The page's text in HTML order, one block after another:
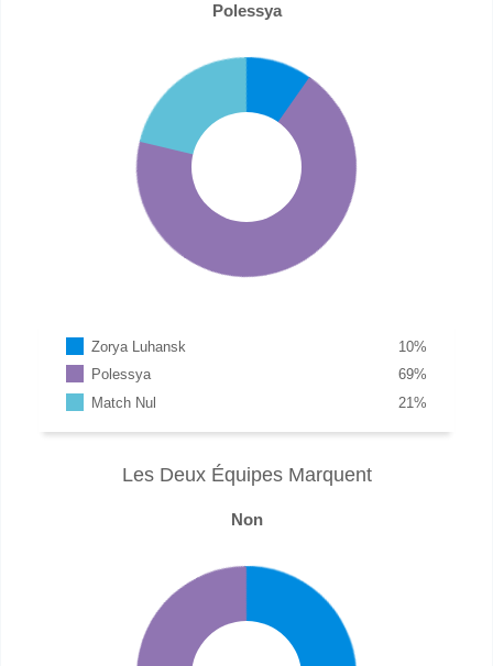
Polessya
Zorya Luhansk %
10
Polessya
%
69
Match Nul
%
21
Les Deux Équipes Marquent
Non